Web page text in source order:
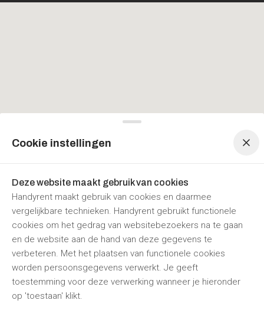
Cookie instellingen
Deze website maakt gebruik van cookies
Handyrent maakt gebruik van cookies en daarmee
vergelijkbare technieken. Handyrent gebruikt functionele
cookies om het gedrag van websitebezoekers na te gaan
en de website aan de hand van deze gegevens te
verbeteren. Met het plaatsen van functionele cookies
worden persoonsgegevens verwerkt. Je geeft
toestemming voor deze verwerking wanneer je hieronder
op 'toestaan' klikt.